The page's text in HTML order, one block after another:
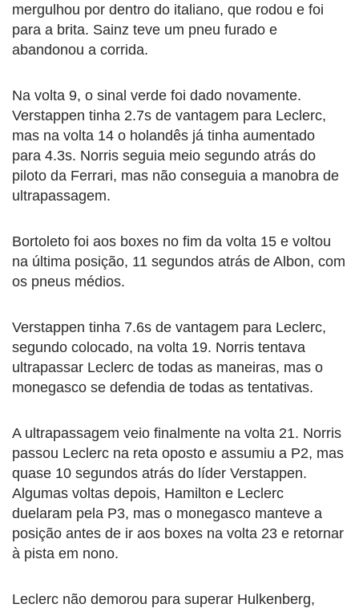
mergulhou por dentro do italiano, que rodou e foi
para a brita. Sainz teve um pneu furado e
abandonou a corrida.
Na volta 9, o sinal verde foi dado novamente.
Verstappen tinha 2.7s de vantagem para Leclerc,
mas na volta 14 o holandês já tinha aumentado
para 4.3s. Norris seguia meio segundo atrás do
piloto da Ferrari, mas não conseguia a manobra de
ultrapassagem.
Bortoleto foi aos boxes no fim da volta 15 e voltou
na última posição, 11 segundos atrás de Albon, com
os pneus médios.
Verstappen tinha 7.6s de vantagem para Leclerc,
segundo colocado, na volta 19. Norris tentava
ultrapassar Leclerc de todas as maneiras, mas o
monegasco se defendia de todas as tentativas.
A ultrapassagem veio finalmente na volta 21. Norris
passou Leclerc na reta oposto e assumiu a P2, mas
quase 10 segundos atrás do líder Verstappen.
Algumas voltas depois, Hamilton e Leclerc
duelaram pela P3, mas o monegasco manteve a
posição antes de ir aos boxes na volta 23 e retornar
à pista em nono.
Leclerc não demorou para superar Hulkenberg,